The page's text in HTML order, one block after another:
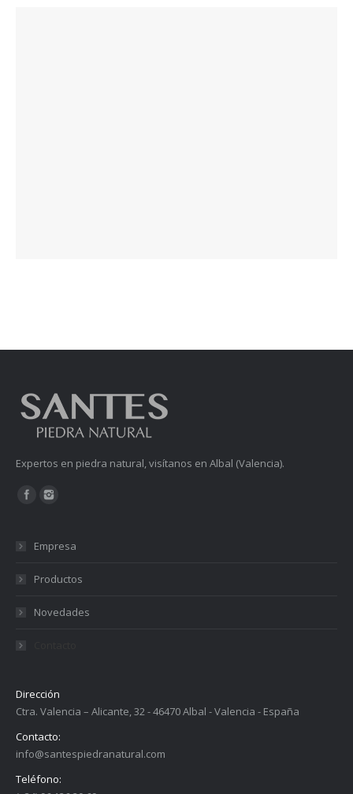
Expertos en piedra natural, visítanos en Albal (Valencia).
Encuéntranos en:
Empresa
Productos
Novedades
Dirección
Ctra. Valencia – Alicante, 32 - 46470 Albal - Valencia - España
Contacto:
info@santespiedranatural.com
Teléfono: